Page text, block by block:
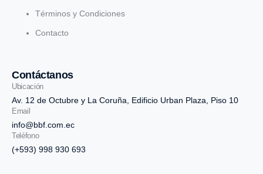
Términos y Condiciones
Contacto
Contáctanos
Ubicación
Av. 12 de Octubre y La Coruña, Edificio Urban Plaza, Piso 10
Email
info@bbf.com.ec
Teléfono
(+593) 998 930 693